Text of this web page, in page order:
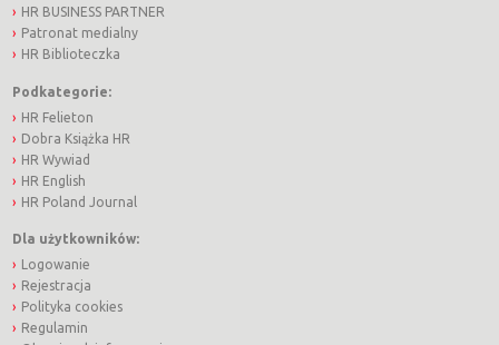
HR BUSINESS PARTNER
Patronat medialny
HR Biblioteczka
Podkategorie:
HR Felieton
Dobra Książka HR
HR Wywiad
HR English
HR Poland Journal
Dla użytkowników:
Logowanie
Rejestracja
Polityka cookies
Regulamin